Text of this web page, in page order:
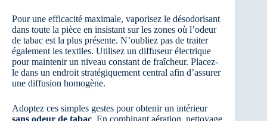
Pour une efficacité maximale, vaporisez le désodorisant
dans toute la pièce en insistant sur les zones où l’odeur
de tabac est la plus présente. N’oubliez pas de traiter
également les textiles. Utilisez un diffuseur électrique
pour maintenir un niveau constant de fraîcheur. Placez-
le dans un endroit stratégiquement central afin d’assurer
une diffusion homogène.
Adoptez ces simples gestes pour obtenir un intérieur
sans odeur de tabac. En combinant aération, nettoyage